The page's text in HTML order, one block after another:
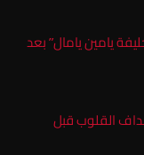
يامين يامال” بعد
القلوب قبل